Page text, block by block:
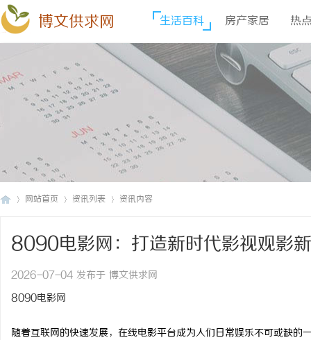
博文供求网 生活百科 房产家居 热
网站首页 资讯列表 资讯内容
8090电影网：打造新时代影视观影
2026-07-04 发布于 博文供求网
8090电影网
随着互联网的快速发展，在线电影平台成为人们日常娱乐不可或缺的